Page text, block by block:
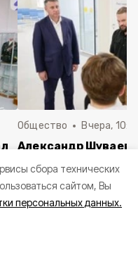
сбора технических
сайтом, Вы
персональных данных.
Общество Вчера,
Александр Шуваев
модульное
отделение ДОКБ